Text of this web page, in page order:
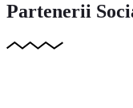
Partenerii